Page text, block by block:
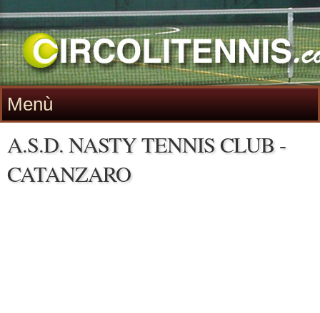
Menù
A.S.D. NASTY TENNIS CLUB -
CATANZARO